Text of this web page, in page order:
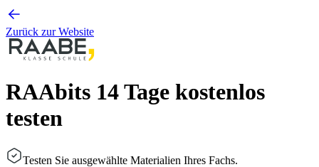
Zurück zur Website
RAAbits 14 Tage kostenlos
testen
Testen Sie ausgewählte Materialien Ihres Fachs.